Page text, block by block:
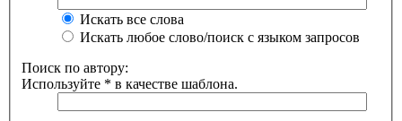
Искать все слова
Искать любое слово/поиск с языком запросов
Поиск по автору:
Используйте * в качестве шаблона.